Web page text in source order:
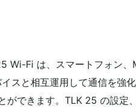
Wi-Fi は、スマートフォン、
スと相互運用して通信を強
ができます。TLK 25 の設定